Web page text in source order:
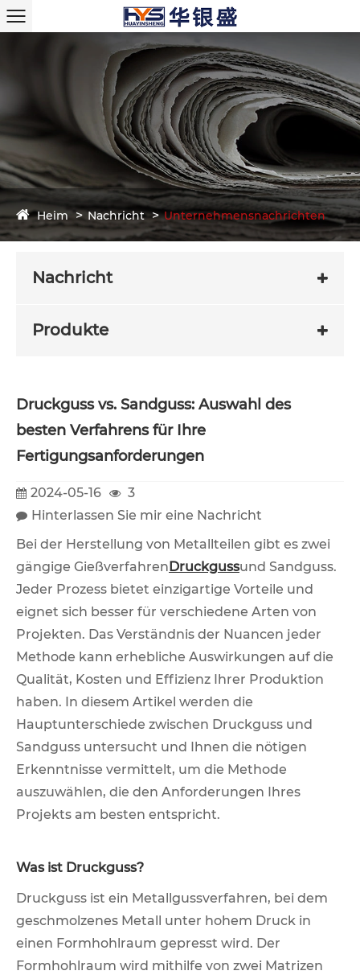
Heim Nachricht Unternehmensnachrichten
Nachricht
Produkte
Druckguss vs. Sandguss: Auswahl des
besten Verfahrens für Ihre
Fertigungsanforderungen
2024-05-16
3
Hinterlassen Sie mir eine Nachricht
Bei der Herstellung von Metallteilen gibt es zwei
gängige GießverfahrenDruckgussund Sandguss.
Jeder Prozess bietet einzigartige Vorteile und
eignet sich besser für verschiedene Arten von
Projekten. Das Verständnis der Nuancen jeder
Methode kann erhebliche Auswirkungen auf die
Qualität, Kosten und Effizienz Ihrer Produktion
haben. In diesem Artikel werden die
Hauptunterschiede zwischen Druckguss und
Sandguss untersucht und Ihnen die nötigen
Erkenntnisse vermittelt, um die Methode
auszuwählen, die den Anforderungen Ihres
Projekts am besten entspricht.
Was ist Druckguss?
Druckguss ist ein Metallgussverfahren, bei dem
geschmolzenes Metall unter hohem Druck in
einen Formhohlraum gepresst wird. Der
Formhohlraum wird mithilfe von zwei Matrizen